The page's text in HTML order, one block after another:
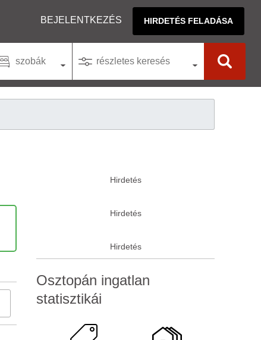
BEJELENTKEZÉS HIRDETÉS FELADÁSA
szobák részletes keresés
Osztopán ingatlan
statisztikái